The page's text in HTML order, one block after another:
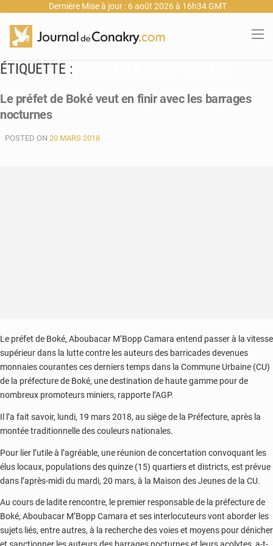
Dernière Mise à jour : 6 août 2026 à 16h34 GMT
ÉTIQUETTE :
Le préfet de Boké veut en finir avec les barrages
nocturnes
POSTED ON 20 MARS 2018
Le préfet de Boké, Aboubacar M’Bopp Camara entend passer à la vitesse
supérieur dans la lutte contre les auteurs des barricades devenues
monnaies courantes ces derniers temps dans la Commune Urbaine (CU)
de la préfecture de Boké, une destination de haute gamme pour de
nombreux promoteurs miniers, rapporte l’AGP.
Il l’a fait savoir, lundi, 19 mars 2018, au siège de la Préfecture, après la
montée traditionnelle des couleurs nationales.
Pour lier l’utile à l’agréable, une réunion de concertation convoquant les
élus locaux, populations des quinze (15) quartiers et districts, est prévue
dans l’après-midi du mardi, 20 mars, à la Maison des Jeunes de la CU.
Au cours de ladite rencontre, le premier responsable de la préfecture de
Boké, Aboubacar M’Bopp Camara et ses interlocuteurs vont aborder les
sujets liés, entre autres, à la recherche des voies et moyens pour dénicher